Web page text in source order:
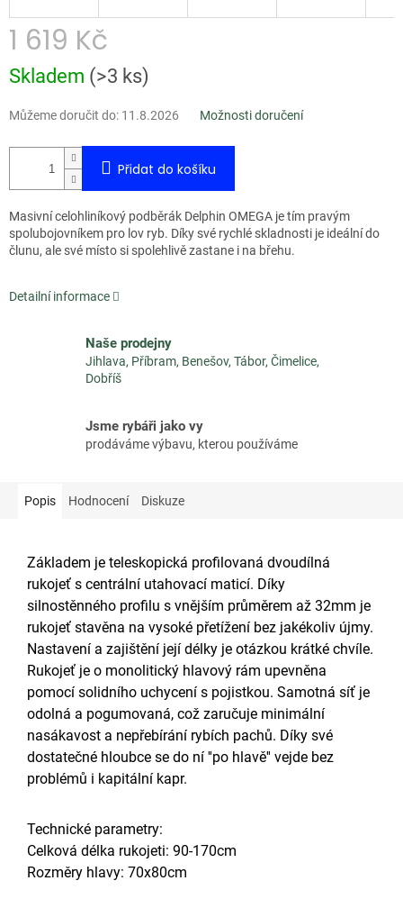
1 619 Kč
Měrná
cena:
Skladem (>3 ks)
Můžeme doručit do: 11.8.2026 Možnosti doručení
Přidat do košíku
Masivní celohliníkový podběrák Delphin OMEGA je tím pravým
spolubojovníkem pro lov ryb. Díky své rychlé skladnosti je ideální do
člunu, ale své místo si spolehlivě zastane i na břehu.
Detailní informace
Naše prodejny
Jihlava, Příbram, Benešov, Tábor, Čimelice,
Dobříš
Jsme rybáři jako vy
prodáváme výbavu, kterou používáme
Popis Hodnocení Diskuze
Základem je teleskopická profilovaná dvoudílná
rukojeť s centrální utahovací maticí. Díky
silnostěnného profilu s vnějším průměrem až 32mm je
rukojeť stavěna na vysoké přetížení bez jakékoliv újmy.
Nastavení a zajištění její délky je otázkou krátké chvíle.
Rukojeť je o monolitický hlavový rám upevněna
pomocí solidního uchycení s pojistkou. Samotná síť je
odolná a pogumovaná, což zaručuje minimální
nasákavost a nepřebírání rybích pachů. Díky své
dostatečné hloubce se do ní ''po hlavě'' vejde bez
problémů i kapitální kapr.
Technické parametry:
Celková délka rukojeti: 90-170cm
Rozměry hlavy: 70x80cm